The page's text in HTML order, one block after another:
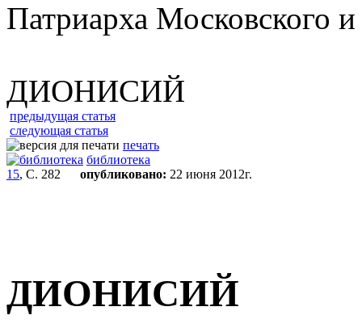
Патриарха Московского
ДИОНИСИЙ
предыдущая статья
следующая статья
печать
библиотека
15, С. 282 опубликовано: 22 июня 2012г.
ДИОНИСИЙ